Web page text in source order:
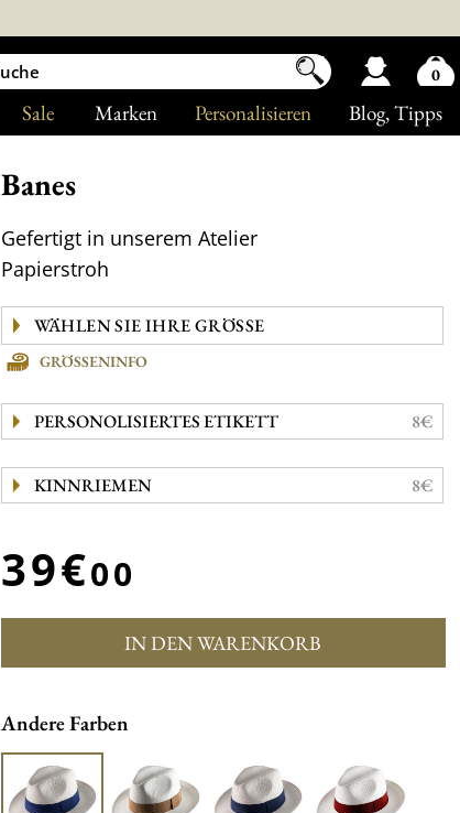
Blog, Tipps
Personalisieren
Marken
Sale
Banes
Gefertigt in unserem Atelier
Papierstroh
GRÖSSENINFO
PERSONOLISIERTES ETIKETT 8€
KINNRIEMEN 8€
39€00
IN DEN WARENKORB
Andere Farben
0